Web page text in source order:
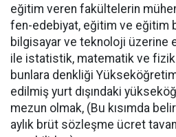
eğitim veren fakültelerin
fen-edebiyat, eğitim ve eğitim
bilgisayar ve teknoloji üzerine
ile istatistik, matematik ve
bunlara denkliği
edilmiş yurt dışındaki
mezun olmak, (Bu kısımda
aylık brüt sözleşme ücret